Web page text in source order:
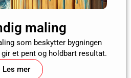
maling
som beskytter bygningen
et pent og holdbart resultat.
Les mer